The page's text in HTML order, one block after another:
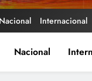
Nacional Internacional
Nacional